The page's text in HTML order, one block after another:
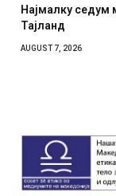
во